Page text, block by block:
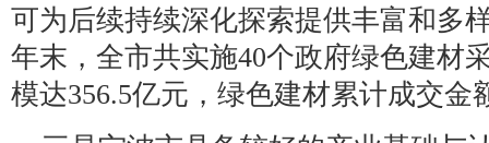
可为后续持续深化探索提供丰富和多
年末，全市共实施40个政府绿色建材
模达356.5亿元，绿色建材累计成交金